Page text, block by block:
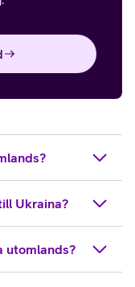
Ukraina?
utomlands?